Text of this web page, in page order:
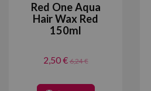
Red One Aqua
Hair Wax Red
150ml
2,50 €6,24 €